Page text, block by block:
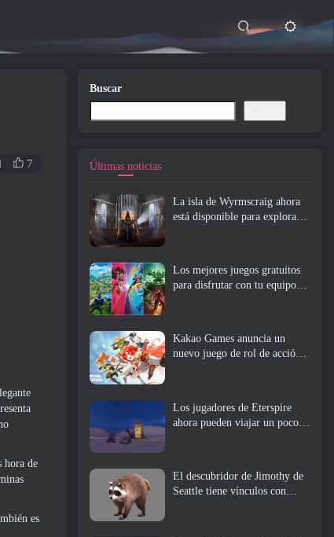
7
hora de
es
Buscar
Últimas noticias
La isla de Wyrmscraig ahora
está disponible para explorar
Los mejores juegos gratuitos
para disfrutar con tu equipo
Kakao Games anuncia un
nuevo juego de rol de acción,
Los jugadores de Eterspire
ahora pueden viajar un poco
El descubridor de Jimothy de
Seattle tiene vínculos con